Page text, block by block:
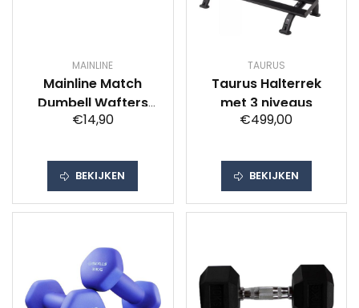
MAINLINE
Mainline Match
Dumbell Wafters
8mm (50ml) -
€14,90
BEKIJKEN
TAURUS
Taurus Halterrek
met 3 niveaus
€499,00
BEKIJKEN